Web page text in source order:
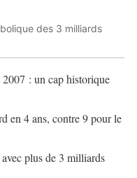
des 3 milliards
: un cap historique
en 4 ans, contre 9 pour le
plus de 3 milliards